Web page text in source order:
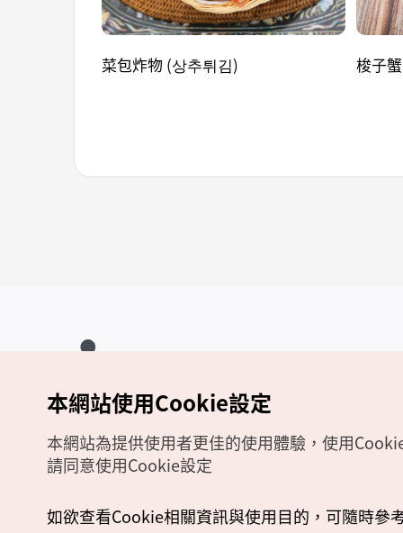
菜包炸物 (상추튀김) 梭子
Copyrights (c) 韓國觀光公社版權所有
如有相關疑問或建議，歡迎來信至官方信箱
本網站使用Cookie設定
本網站為提供使用者更佳的使用體驗，使用
請同意使用Cookie設定
如欲查看Cookie相關資訊與使用目的，可隨時參